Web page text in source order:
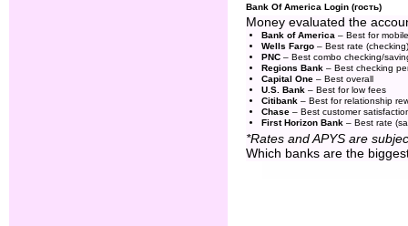
Bank Of America Login (гость)
Money evaluated the
Bank of America – Best for
Wells Fargo– Best rate (checking)
PNC– Best combo checking/
Regions Bank– Best checking
Capital One– Best overall
U.S. Bank– Best for low fees
Citibank– Best for relationship
Chase– Best customer
First Horizon Bank– Best rate
*Rates and APYS are
Which banks are the